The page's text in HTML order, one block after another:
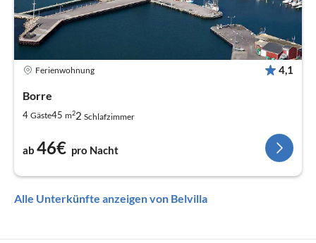
Ferienwohnung 4,1
Borre
4 Gäste45 m22 Schlafzimmer
ab 46€ pro Nacht
Alle Unterkünfte anzeigen von Belvilla